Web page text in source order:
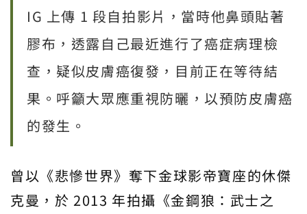
IG 上傳 1 段自拍影片，當時他鼻頭貼著
膠布，透露自己最近進行了癌症病理檢
查，疑似皮膚癌復發，目前正在等待結
果。呼籲大眾應重視防曬，以預防皮膚癌
的發生。
曾以《悲慘世界》奪下金球影帝寶座的休傑
克曼，於 2013 年拍攝《金鋼狼：武士之